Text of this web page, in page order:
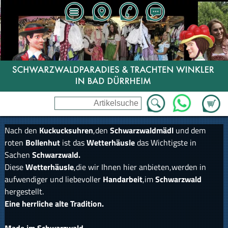
Zum
WhatsApp
Nach den Kuckucksuhren,den Schwarzwaldmädlund dem
roten Bollenhutist dasWetterhäusledas Wichtigste in
Sachen Schwarzwald.
DieseWetterhäusle,die wir Ihnen hier anbieten,werden in
aufwendiger und liebevoller Handarbeit,imSchwarzwald
hergestellt.
Eine herrliche alte Tradition.